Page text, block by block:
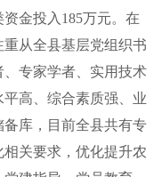
金投入185万元。在
从全县基层党组织书
专家学者、实用技术
高、综合素质强、业
库，目前全县共有专
关要求，优化提升农